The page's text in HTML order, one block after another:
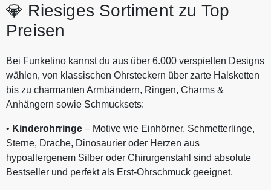
💎 Riesiges Sortiment zu Top
Preisen
Bei Funkelino kannst du aus über 6.000 verspielten Designs
wählen, von klassischen Ohrsteckern über zarte Halsketten
bis zu charmanten Armbändern, Ringen, Charms &
Anhängern sowie Schmucksets:
• Kinderohrringe – Motive wie Einhörner, Schmetterlinge,
Sterne, Drache, Dinosaurier oder Herzen aus
hypoallergenem Silber oder Chirurgenstahl sind absolute
Bestseller und perfekt als Erst-Ohrschmuck geeignet.